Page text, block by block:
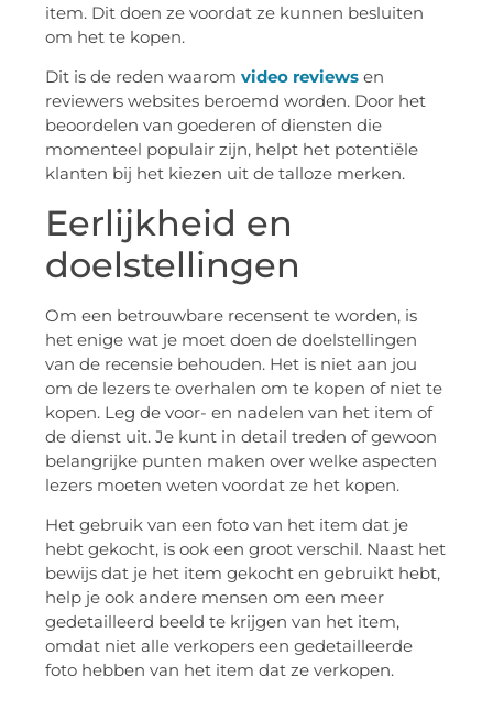
item. Dit doen ze voordat ze kunnen besluiten
om het te kopen.
Dit is de reden waarom video reviews en
reviewers websites beroemd worden. Door het
beoordelen van goederen of diensten die
momenteel populair zijn, helpt het potentiële
klanten bij het kiezen uit de talloze merken.
Eerlijkheid en
doelstellingen
Om een betrouwbare recensent te worden, is
het enige wat je moet doen de doelstellingen
van de recensie behouden. Het is niet aan jou
om de lezers te overhalen om te kopen of niet te
kopen. Leg de voor- en nadelen van het item of
de dienst uit. Je kunt in detail treden of gewoon
belangrijke punten maken over welke aspecten
lezers moeten weten voordat ze het kopen.
Het gebruik van een foto van het item dat je
hebt gekocht, is ook een groot verschil. Naast het
bewijs dat je het item gekocht en gebruikt hebt,
help je ook andere mensen om een meer
gedetailleerd beeld te krijgen van het item,
omdat niet alle verkopers een gedetailleerde
foto hebben van het item dat ze verkopen.